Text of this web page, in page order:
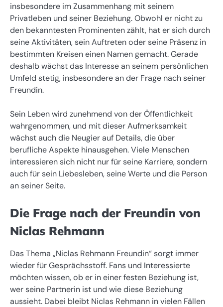
insbesondere im Zusammenhang mit seinem
Privatleben und seiner Beziehung. Obwohl er nicht zu
den bekanntesten Prominenten zählt, hat er sich durch
seine Aktivitäten, sein Auftreten oder seine Präsenz in
bestimmten Kreisen einen Namen gemacht. Gerade
deshalb wächst das Interesse an seinem persönlichen
Umfeld stetig, insbesondere an der Frage nach seiner
Freundin.
Sein Leben wird zunehmend von der Öffentlichkeit
wahrgenommen, und mit dieser Aufmerksamkeit
wächst auch die Neugier auf Details, die über
berufliche Aspekte hinausgehen. Viele Menschen
interessieren sich nicht nur für seine Karriere, sondern
auch für sein Liebesleben, seine Werte und die Person
an seiner Seite.
Die Frage nach der Freundin von
Niclas Rehmann
Das Thema „Niclas Rehmann Freundin“ sorgt immer
wieder für Gesprächsstoff. Fans und Interessierte
möchten wissen, ob er in einer festen Beziehung ist,
wer seine Partnerin ist und wie diese Beziehung
aussieht. Dabei bleibt Niclas Rehmann in vielen Fällen